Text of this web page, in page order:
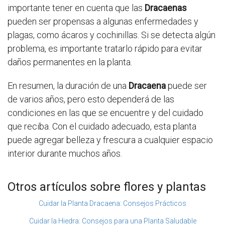
importante tener en cuenta que las Dracaenas
pueden ser propensas a algunas enfermedades y
plagas, como ácaros y cochinillas. Si se detecta algún
problema, es importante tratarlo rápido para evitar
daños permanentes en la planta.
En resumen, la duración de una Dracaenapuede ser
de varios años, pero esto dependerá de las
condiciones en las que se encuentre y del cuidado
que reciba. Con el cuidado adecuado, esta planta
puede agregar belleza y frescura a cualquier espacio
interior durante muchos años.
Otros artículos sobre flores y plantas
Cuidar la Planta Dracaena: Consejos Prácticos
Cuidar la Hiedra: Consejos para una Planta Saludable